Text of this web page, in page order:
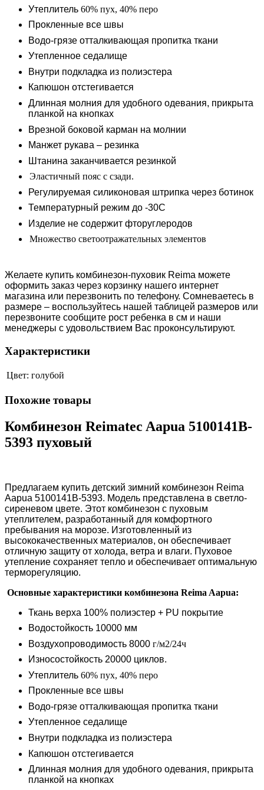
Утеплитель 60% пух, 40% перо
Прокленные все швы
Водо-грязе отталкивающая пропитка ткани
Утепленное седалище
Внутри подкладка из полиэстера
Капюшон отстегивается
Длинная молния для удобного одевания, прикрыта
планкой на кнопках
Врезной боковой карман на молнии
Манжет рукава – резинка
Штанина заканчивается резинкой
Эластичный пояс с сзади.
Регулируемая силиконовая штрипка через ботинок
Температурный режим до -30С
Изделие не содержит фторуглеродов
Множество светоотражательных элементов
Желаете купить комбинезон-пуховик Reima можете
оформить заказ через корзинку нашего интернет
магазина или перезвонить по телефону. Cомневаетесь в
размере – воспользуйтесь нашей таблицей размеров или
перезвоните сообщите рост ребенка в см и наши
менеджеры с удовольствием Вас проконсультируют.
Характеристики
Цвет: голубой
Похожие товары
Комбинезон Reimatec Aapua 5100141B-
5393 пуховый
Предлагаем купить детский зимний комбинезон Reima
Aapua 5100141B-5393. Модель представлена в светло-
сиреневом цвете. Этот комбинезон с пуховым
утеплителем, разработанный для комфортного
пребывания на морозе. Изготовленный из
высококачественных материалов, он обеспечивает
отличную защиту от холода, ветра и влаги. Пуховое
утепление сохраняет тепло и обеспечивает оптимальную
терморегуляцию.
Основные характеристики комбинезона Reima Aapua:
Ткань верха 100% полиэстер + PU покрытие
Водостойкость 10000 мм
Воздухопроводимость 8000 г/м2/24ч
Износостойкость 20000 циклов.
Утеплитель 60% пух, 40% перо
Прокленные все швы
Водо-грязе отталкивающая пропитка ткани
Утепленное седалище
Внутри подкладка из полиэстера
Капюшон отстегивается
Длинная молния для удобного одевания, прикрыта
планкой на кнопках